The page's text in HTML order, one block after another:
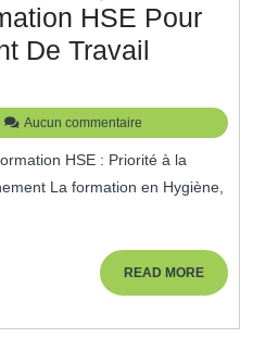
HSE Pour
De Travail
training360
Aucun commentaire
La formation en Hygiène,
READ MOREREAD
MORE